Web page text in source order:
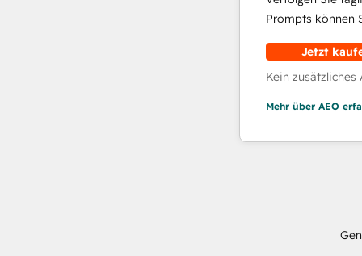
Prompts können
Jetzt
Kein
Mehr über AEO